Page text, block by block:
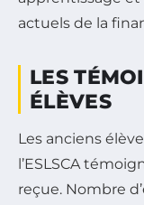
actuels de la
LES
ÉLÈVES
Les anciens
l’ESLSCA
reçue. Nombre